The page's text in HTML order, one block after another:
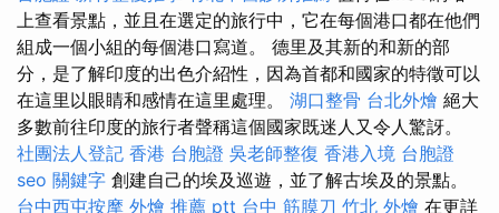
上查看景點，並且在選定的旅行中，它在每個港口都在他們
組成一個小組的每個港口寫道。 德里及其新的和新的部
分，是了解印度的出色介紹性，因為首都和國家的特徵可以
在這里以眼睛和感情在這里處理。 湖口整骨 台北外燴 絕大
多數前往印度的旅行者聲稱這個國家既迷人又令人驚訝。
社團法人登記 香港 台胞證 吳老師整復 香港入境 台胞證
seo 關鍵字 創建自己的埃及巡遊，並了解古埃及的景點。
台中西屯按摩 外燴 推薦 ptt 台中 筋膜刀 竹北 外燴 在更詳